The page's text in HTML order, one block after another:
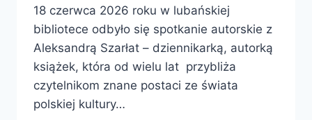
18 czerwca 2026 roku w lubańskiej
bibliotece odbyło się spotkanie autorskie z
Aleksandrą Szarłat – dziennikarką, autorką
książek, która od wielu lat przybliża
czytelnikom znane postaci ze świata
polskiej kultury…